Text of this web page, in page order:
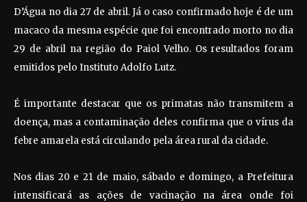
D’Água no dia 27 de abril. Já o caso confirmado hoje é de um
macaco da mesma espécie que foi encontrado morto no dia
29 de abril na região do Paiol Velho. Os resultados foram
emitidos pelo Instituto Adolfo Lutz.
É importante destacar que os primatas não transmitem a
doença, mas a contaminação deles confirma que o vírus da
febre amarela está circulando pela área rural da cidade.
Nos dias 20 e 21 de maio, sábado e domingo, a Prefeitura
intensificará as ações de vacinação na área onde foi